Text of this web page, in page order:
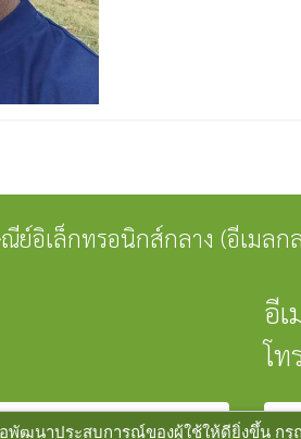
พัฒนาประสบการณ์ของผู้ใช้ให้ดียิ่งขึ้น ก
ย์อิเล็กทรอนิกส์กลาง (อีเมลก
อี
โท
ระบบ :www.ts-local.com